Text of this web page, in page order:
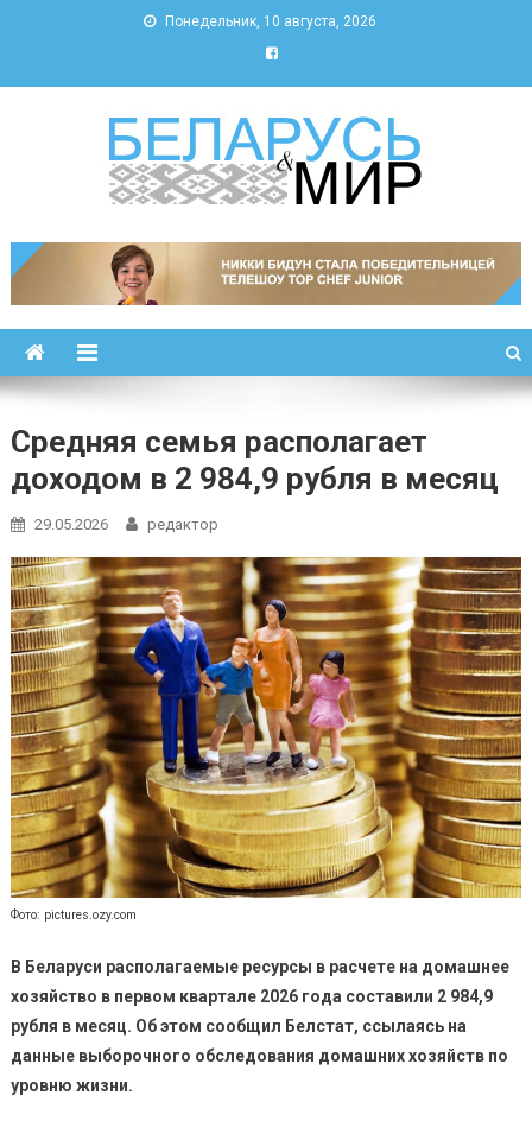
Понедельник, 10 августа, 2026
Беларусь и мир
Средняя семья располагает
доходом в 2 984,9 рубля в месяц
29.05.2026 редактор
Фото: pictures.ozy.com
В Беларуси располагаемые ресурсы в расчете на домашнее
хозяйство в первом квартале 2026 года составили 2 984,9
рубля в месяц. Об этом сообщил Белстат, ссылаясь на
данные выборочного обследования домашних хозяйств по
уровню жизни.